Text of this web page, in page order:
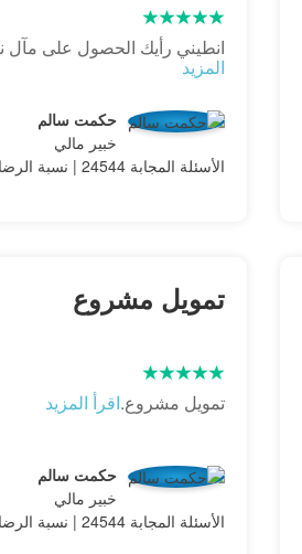
انطيني رأيك الحصول على مآل
المزيد
حكمت سالم
خبير مالي
الأسئلة المجابة 24544 | نسبة الرضا 97.7%
تمويل مشروع
تمويل مشروع.اقرأ المزيد
حكمت سالم
خبير مالي
الأسئلة المجابة 24544 | نسبة الرضا 97.7%